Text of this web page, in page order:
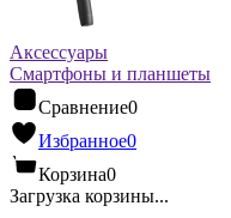
Аксессуары
Смартфоны и планшеты
Сравнение0
Избранное0
Корзина0
Загрузка корзины...